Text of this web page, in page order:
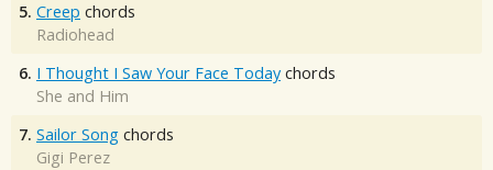
5. Creep chords
Radiohead
6. I Thought I Saw Your Face Today chords
She and Him
7. Sailor Song chords
Gigi Perez